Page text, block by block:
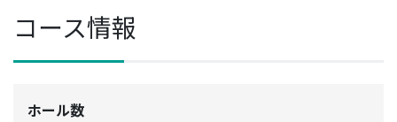
コース情報
ホール数